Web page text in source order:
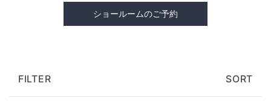
ショールームのご予約
FILTER SORT